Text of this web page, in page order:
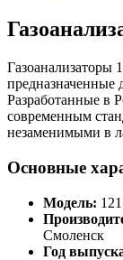
Газоанализаторы
предназначенные
Разработанные в
современным
незаменимыми в
Основные
Модель:
Смоленск
Год